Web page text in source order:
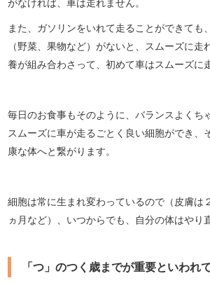
また、ガソリンをいれて走ることができても
（野菜、果物など）がないと、スムーズに
養が組み合わさって、初めて車はスムーズに
毎日のお食事もそのように、バランスよくち
スムーズに車が走るごとく良い細胞ができ、
康な体へと繋がります。
細胞は常に生まれ変わっているので（皮膚
ヵ月など）、いつからでも、自分の体はやり
「つ」のつく歳までが重要といわれ